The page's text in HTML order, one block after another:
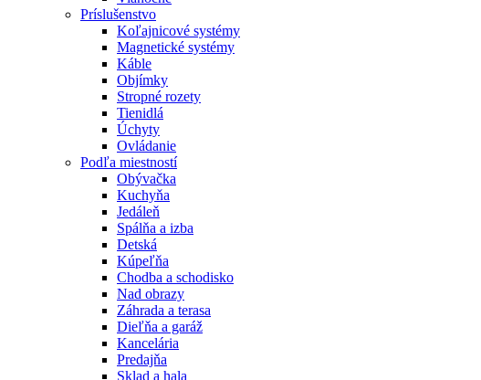
Príslušenstvo
Koľajnicové systémy
Magnetické systémy
Káble
Objímky
Stropné rozety
Tienidlá
Úchyty
Ovládanie
Podľa miestností
Obývačka
Kuchyňa
Jedáleň
Spálňa a izba
Detská
Kúpeľňa
Chodba a schodisko
Nad obrazy
Záhrada a terasa
Dieľňa a garáž
Kancelária
Predajňa
Sklad a hala